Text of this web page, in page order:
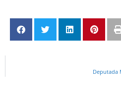
Deputada